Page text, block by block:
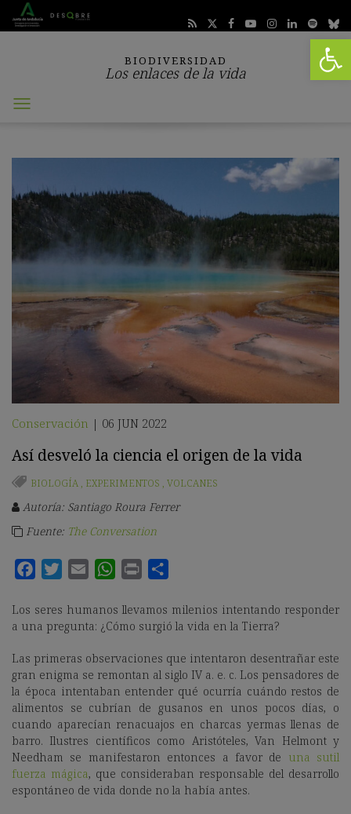
Abrir
BIODIVERSIDAD
Los enlaces de la vida
Abrir
Conservación | 06 JUN 2022
Así desveló la ciencia el origen de la vida
BIOLOGÍA, EXPERIMENTOS , VOLCANES
Autoría: Santiago Roura Ferrer
Fuente: The Conversation
Los seres humanos llevamos milenios intentando responder
a una pregunta: ¿Cómo surgió la vida en la Tierra?
Las primeras observaciones que intentaron desentrañar este
gran enigma se remontan al siglo IV a. e. c. Los pensadores de
la época intentaban entender qué ocurría cuándo restos de
alimentos se cubrían de gusanos en unos pocos días, o
cuando aparecían renacuajos en charcas yermas llenas de
barro. Ilustres científicos como Aristóteles, Van Helmont y
Needham se manifestaron entonces a favor de una sutil
fuerza mágica, que consideraban responsable del desarrollo
espontáneo de vida donde no la había antes.